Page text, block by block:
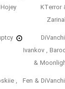
KTerror
Ivankov ,
&
Fen & DiVanchi
,